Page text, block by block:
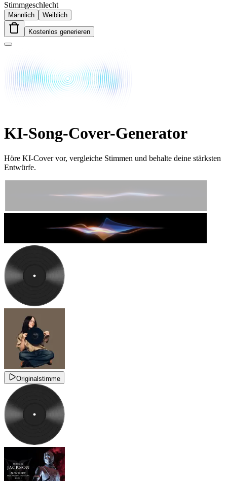
Stimmgeschlecht
Männlich Weiblich
Kostenlos generieren
KI-Song-Cover-Generator
Höre KI-Cover vor, vergleiche Stimmen und behalte deine stärksten
Entwürfe.
Originalstimme